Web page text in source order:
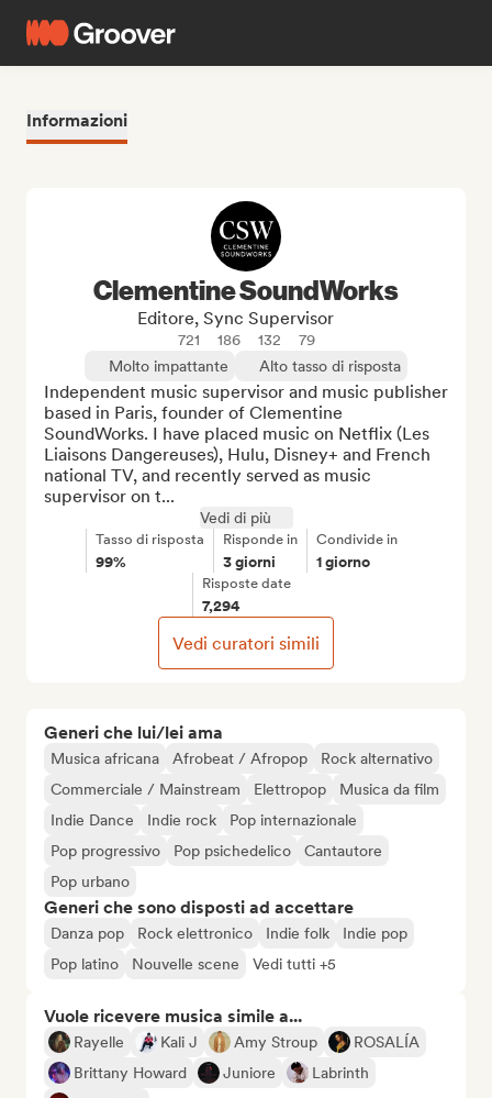
Informazioni
Generi che lui/lei ama
Musica africana Afrobeat / Afropop
Rock alternativo
Commerciale / Mainstream
Elettropop
Musica da film
Indie Dance
Indie rock
Pop internazionale
Pop progressivo
Pop psichedelico
Cantautore
Pop urbano
Generi che sono disposti ad accettare
Danza pop Rock elettronico Indie folk
Indie pop
Pop latino
Nouvelle scene Vedi tutti +5
Vuole ricevere musica simile a...
Rayelle Kali J Amy Stroup
ROSALÍA
Brittany Howard
Juniore
Labrinth
Clementine SoundWorks
Editore, Sync Supervisor
721 186 132
79
Molto impattante
Alto tasso di risposta
Independent music supervisor and music publisher
based in Paris, founder of Clementine
SoundWorks. I have placed music on Netflix (Les
Liaisons Dangereuses), Hulu, Disney+ and French
national TV, and recently served as music
supervisor on t...
Vedi di più
Tasso di risposta
99%
Risponde in
3 giorni
Condivide in
1 giorno
Risposte date
7,294
Vedi curatori simili